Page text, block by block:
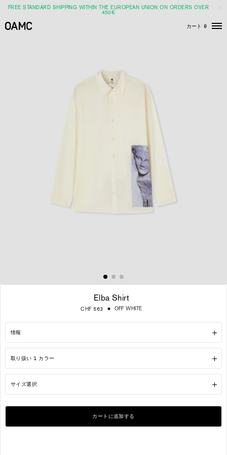
FREE STANDARD SHIPPING WITHIN THE EUROPEAN UNION ON ORDERS OVER
450€
カート 0
メ
Elba Shirt
通
常
価
CHF 563 OFF WHITE
情報
取り扱い 1 カラー
サイズ選択
カートに追加する